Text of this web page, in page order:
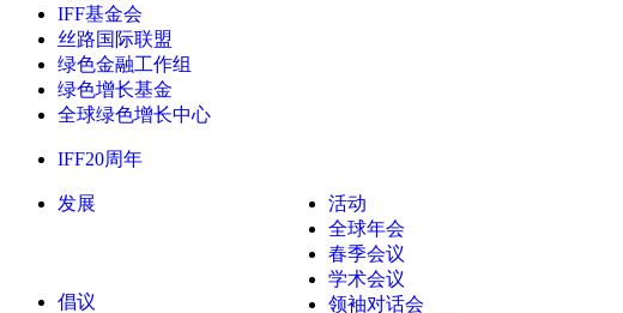
IFF基金会
丝路国际联盟
绿色金融工作组
绿色增长基金
全球绿色增长中心
IFF20周年
发展
倡议
活动
全球年会
春季会议
学术会议
领袖对话会